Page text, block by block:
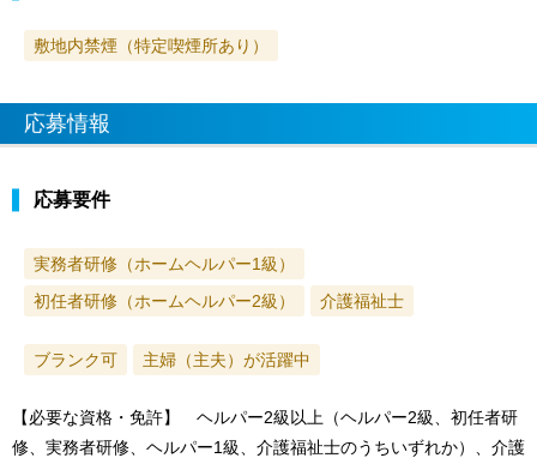
敷地内禁煙（特定喫煙所あり）
応募情報
応募要件
実務者研修（ホームヘルパー1級）
初任者研修（ホームヘルパー2級）
介護福祉士
ブランク可 主婦（主夫）が活躍中
【必要な資格・免許】 ヘルパー2級以上（ヘルパー2級、初任者研
修、実務者研修、ヘルパー1級、介護福祉士のうちいずれか）、介護